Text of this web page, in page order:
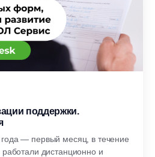
поддержки.
— первый месяц, в течение
работали дистанционно и